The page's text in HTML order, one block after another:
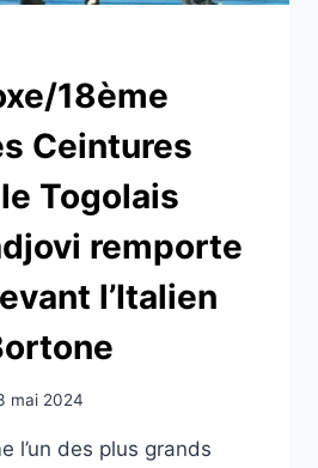
18ème
Ceintures
Togolais
remporte
l’Italien
mai 2024
l’un des plus grands